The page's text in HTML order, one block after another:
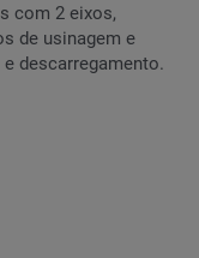
com 2 eixos,
de usinagem e
descarregamento.